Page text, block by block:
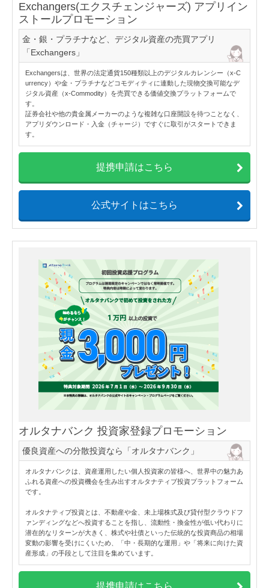
Exchangers(エクスチェンジャーズ) アプリイン
ストールプロモーション
金・銀・プラチナなど、デジタル資産の売買アプリ
「Exchangers」
Exchangersは、世界の法定通貨150種類以上のデジタルカレンシー（x-C
urrency）や金・プラチナなどコモディティに連動した現物交換可能なデ
ジタル資産（x-Commodity）を売買できる価値交換プラットフォームで
す。
証券会社や他の貴金属メーカーのような複雑な口座開設を待つことなく、
アプリダウンロード・入金（チャージ）ですぐに取引がスタートできま
す。
提携申請はこちら
公式サイトはこちら
オルタナバンク 投資家登録プロモーション
優良資産への分散投資なら「オルタナバンク」
オルタナバンクは、資産運用したい個人投資家の皆様へ、世界中の魅力あ
ふれる資産への投資機会を生み出すオルタナティブ投資プラットフォーム
です。
オルタナティブ投資とは、不動産や金、未上場株式及び貸付型クラウドフ
ァンディングなどへ投資することを指し、流動性・換金性が低い代わりに
潜在的なリターンが大きく、株式や社債といった伝統的な投資商品の相場
変動の影響を受けにくいため、「中・長期的な運用」や「将来に向けた資
産形成」の手段として注目を集めています。
提携申請はこちら